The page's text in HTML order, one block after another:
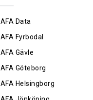
AFA Data
AFA Fyrbodal
AFA Gävle
AFA Göteborg
AFA Helsingborg